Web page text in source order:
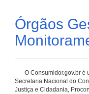
Órgãos
O Consumidor.gov.br é
Secretaria Nacional do
Justiça e Cidadania,